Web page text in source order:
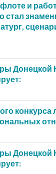
и
стал
Донецкой
конкурса
Донецкой